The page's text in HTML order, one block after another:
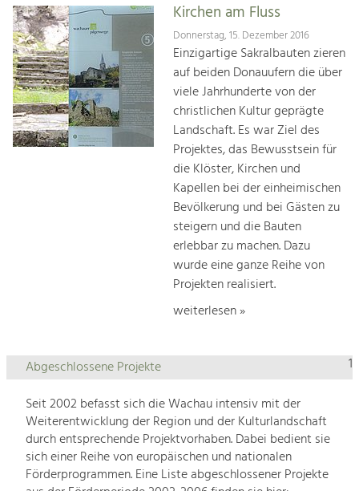
Kirchen am Fluss
Donnerstag, 15. Dezember 2016
Einzigartige Sakralbauten zieren
auf beiden Donauufern die über
viele Jahrhunderte von der
christlichen Kultur geprägte
Landschaft. Es war Ziel des
Projektes, das Bewusstsein für
die Klöster, Kirchen und
Kapellen bei der einheimischen
Bevölkerung und bei Gästen zu
steigern und die Bauten
erlebbar zu machen. Dazu
wurde eine ganze Reihe von
Projekten realisiert.
weiterlesen »
1
Abgeschlossene Projekte
Seit 2002 befasst sich die Wachau intensiv mit der
Weiterentwicklung der Region und der Kulturlandschaft
durch entsprechende Projektvorhaben. Dabei bedient sie
sich einer Reihe von europäischen und nationalen
Förderprogrammen. Eine Liste abgeschlossener Projekte